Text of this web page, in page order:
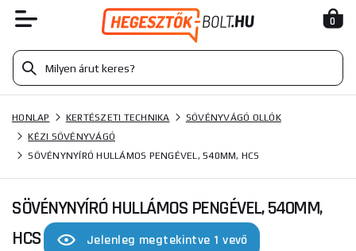
0
HONLAP KERTÉSZETI TECHNIKA
SÖVÉNYVÁGÓ OLLÓK
KÉZI SÖVÉNYVÁGÓ
SÖVÉNYNYÍRÓ HULLÁMOS PENGÉVEL, 540MM, HCS
SÖVÉNYNYÍRÓ HULLÁMOS PENGÉVEL, 540MM,
HCS
Jelenleg megtekintve 1 vevő